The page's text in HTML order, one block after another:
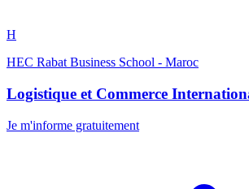
H
HEC Rabat Business School - Maroc
Logistique et Commerce
Je m'informe gratuitement